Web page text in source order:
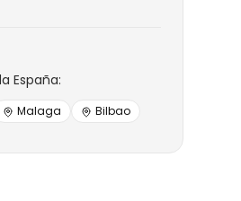
España:
Malaga Bilbao